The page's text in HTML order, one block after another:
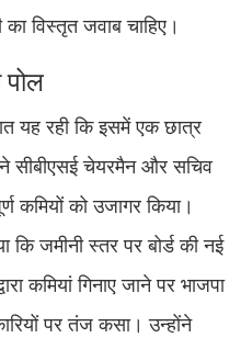
विस्तृत जवाब चाहिए।
यह रही कि इसमें एक छात्र
सीबीएसई चेयरमैन और सचिव
कमियों को उजागर किया।
कि जमीनी स्तर पर बोर्ड की नई
कमियां गिनाए जाने पर भाजपा
पर तंज कसा। उन्होंने